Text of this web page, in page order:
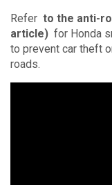
Refer to the anti-
article) for Honda
to prevent car theft
roads.